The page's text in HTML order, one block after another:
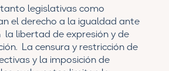
legislativas como
el derecho a la igualdad ante
libertad de expresión y de
La censura y restricción de
y la imposición de